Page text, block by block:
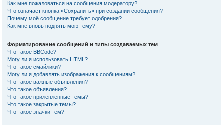
Как мне пожаловаться на сообщения модератору?
Что означает кнопка «Сохранить» при создании сообщения?
Почему моё сообщение требует одобрения?
Как мне вновь поднять мою тему?
Форматирование сообщений и типы создаваемых тем
Что такое BBCode?
Могу ли я использовать HTML?
Что такое смайлики?
Могу ли я добавлять изображения к сообщениям?
Что такое важные объявления?
Что такое объявления?
Что такое прилепленные темы?
Что такое закрытые темы?
Что такое значки тем?